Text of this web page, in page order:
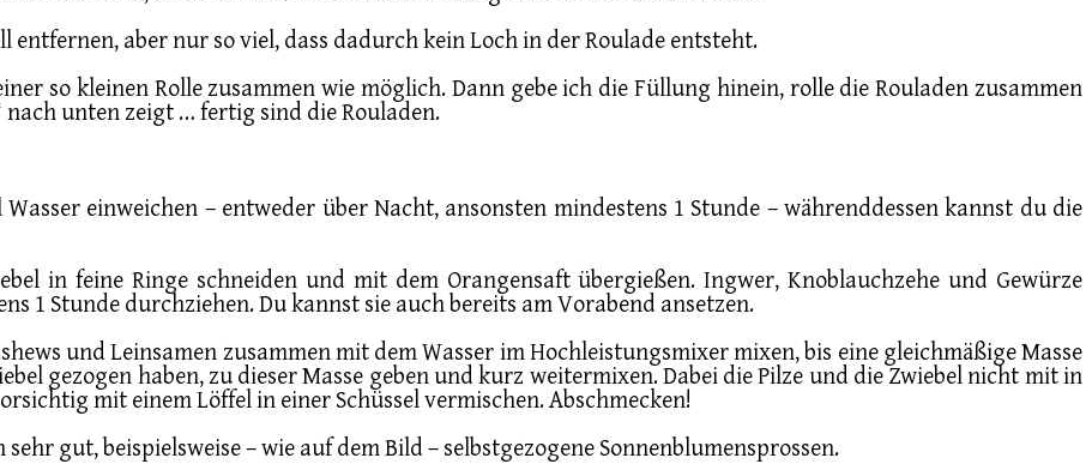
aber nur so viel, dass dadurch kein Loch in der Roulade entsteht.
so kleinen Rolle zusammen wie möglich. Dann gebe ich die Füllung hinein, rolle die Rouladen zusammen
nach unten zeigt … fertig sind die Rouladen.
einweichen – entweder über Nacht, ansonsten mindestens 1 Stunde – währenddessen kannst du die
in feine Ringe schneiden und mit dem Orangensaft übergießen. Ingwer, Knoblauchzehe und Gewürze
1 Stunde durchziehen. Du kannst sie auch bereits am Vorabend ansetzen.
und Leinsamen zusammen mit dem Wasser im Hochleistungsmixer mixen, bis eine gleichmäßige Masse
gezogen haben, zu dieser Masse geben und kurz weitermixen. Dabei die Pilze und die Zwiebel nicht mit in
mit einem Löffel in einer Schüssel vermischen. Abschmecken!
gut, beispielsweise – wie auf dem Bild – selbstgezogene Sonnenblumensprossen.